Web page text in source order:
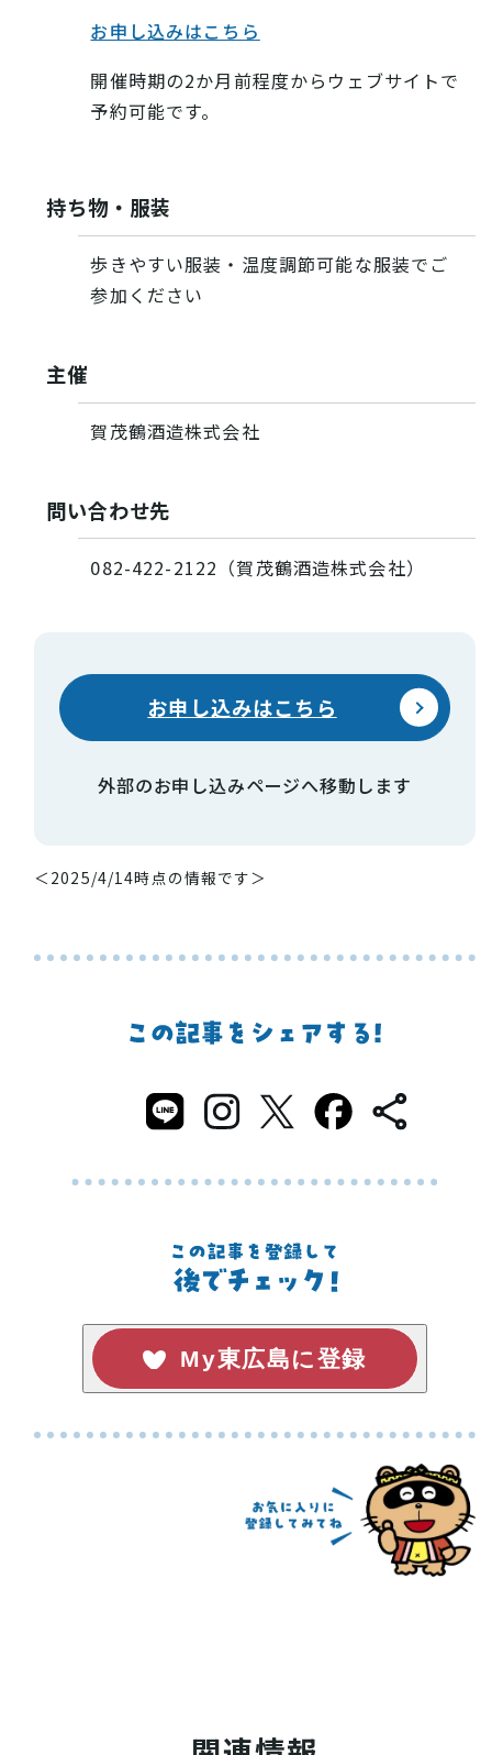
お申し込みはこちら
開催時期の2か月前程度からウェブサイトで
予約可能です。
持ち物・服装
歩きやすい服装・温度調節可能な服装でご
参加ください
主催
賀茂鶴酒造株式会社
問い合わせ先
082-422-2122（賀茂鶴酒造株式会社）
お申し込みはこちら
外部のお申し込みページへ移動します
＜2025/4/14時点の情報です＞
My東広島に登録